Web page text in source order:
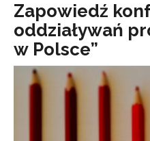
Zapowiedź
oddziaływań
w Polsce”